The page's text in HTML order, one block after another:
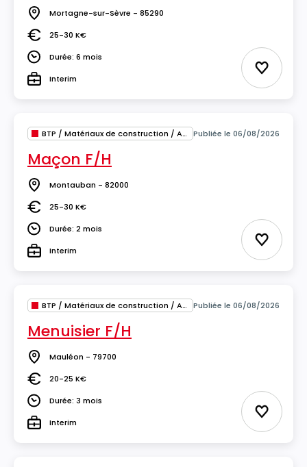
Lieu Mortagne-sur-Sèvre - 85290
Salaire25-30 K€
DuréeDurée: 6 mois
TypeInterim Ajouter
BTP / Matériaux de construction / Architecture Publiée le 06/08/2026
Maçon F/H
Lieu Montauban - 82000
Salaire25-30 K€
DuréeDurée: 2 mois
TypeInterim Ajouter
BTP / Matériaux de construction / Architecture Publiée le 06/08/2026
Menuisier F/H
Lieu Mauléon - 79700
Salaire20-25 K€
DuréeDurée: 3 mois
TypeInterim Ajouter